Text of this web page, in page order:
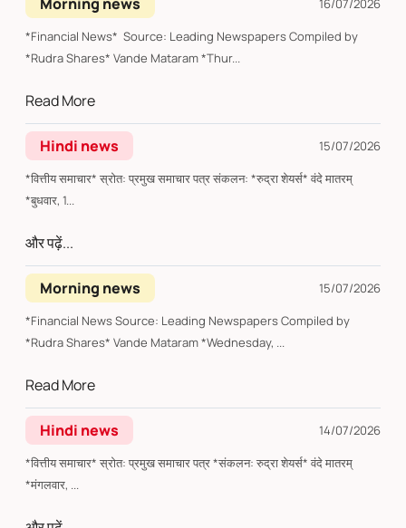
16/07/2026
*Financial News* Source: Leading Newspapers Compiled by
*Rudra Shares* Vande Mataram *Thur...
Read More
Hindi news
15/07/2026
*वित्तीय समाचार* स्रोत: प्रमुख समाचार पत्र संकलन: *रुद्रा शेयर्स* वंदे मातरम्
*बुधवार, 1...
और पढ़ें...
Morning news
15/07/2026
*Financial News Source: Leading Newspapers Compiled by
*Rudra Shares* Vande Mataram *Wednesday, ...
Read More
Hindi news
14/07/2026
*वित्तीय समाचार* स्रोत: प्रमुख समाचार पत्र *संकलन: रुद्रा शेयर्स* वंदे मातरम्
*मंगलवार, ...